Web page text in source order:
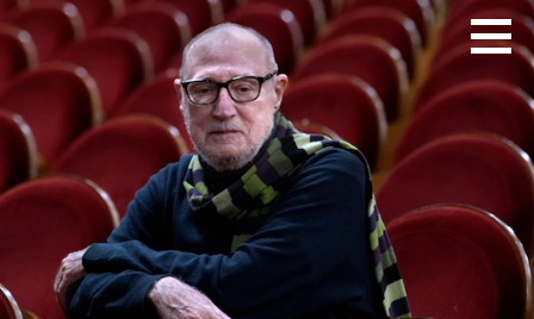
Saltar
al
contenido
JOSE LUIS TELLEZ